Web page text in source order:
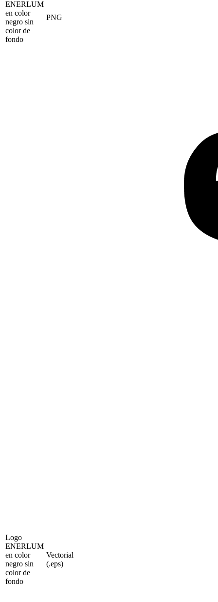
ENERLUM
en color
negro sin
color de
fondo
PNG
Logo
ENERLUM
en color
negro sin
color de
fondo
Vectorial
(.eps)